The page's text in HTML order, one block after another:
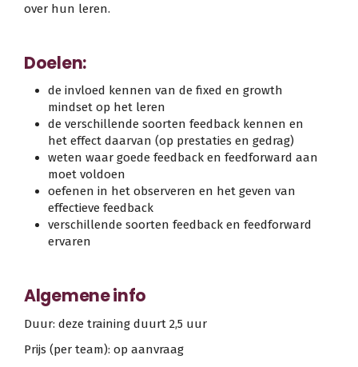
over hun leren.
Doelen:
de invloed kennen van de fixed en growth
mindset op het leren
de verschillende soorten feedback kennen en
het effect daarvan (op prestaties en gedrag)
weten waar goede feedback en feedforward aan
moet voldoen
oefenen in het observeren en het geven van
effectieve feedback
verschillende soorten feedback en feedforward
ervaren
Algemene info
Duur: deze training duurt 2,5 uur
Prijs (per team): op aanvraag